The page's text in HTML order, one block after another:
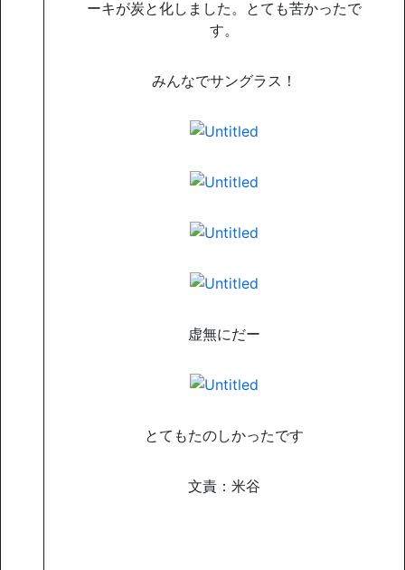
ーキが炭と化しました。とても苦かったで
す。
みんなでサングラス！
虚無にだー
とてもたのしかったです
文責：米谷